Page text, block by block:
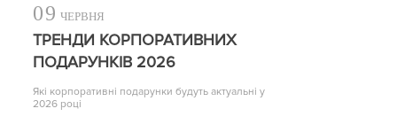
09 ЧЕРВНЯ
ТРЕНДИ КОРПОРАТИВНИХ
ПОДАРУНКІВ 2026
Які корпоративні подарунки будуть актуальні у
2026 році